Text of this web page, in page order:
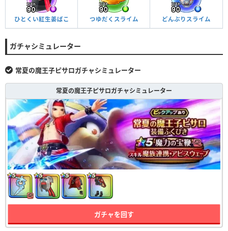
ひとくい紅生姜ばこ つゆだくスライム どんぶりスライム
ガチャシミュレーター
常夏の魔王子ピサロガチャシミュレーター
常夏の魔王子ピサロガチャシミュレーター
ガチャを回す